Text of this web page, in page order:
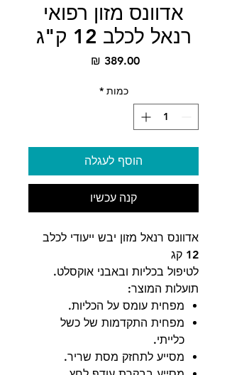
אדוונס מזון רפואי
רנאל לכלב 12 ק"ג
כמות *
הוסף לעגלה
קנה עכשיו
אדוונס רנאל מזון יבש ייעודי לכלב
12 קג
לטיפול בכליות ובאבני אוקסלט.
תועלות המוצר:
מפחית עומס על הכליות.
מפחית התקדמות של כשל
כלייתי.
מסייע לתחזק מסת שריר.